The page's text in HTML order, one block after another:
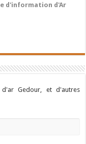
d'information d'Ar
Gedour, et d'autres